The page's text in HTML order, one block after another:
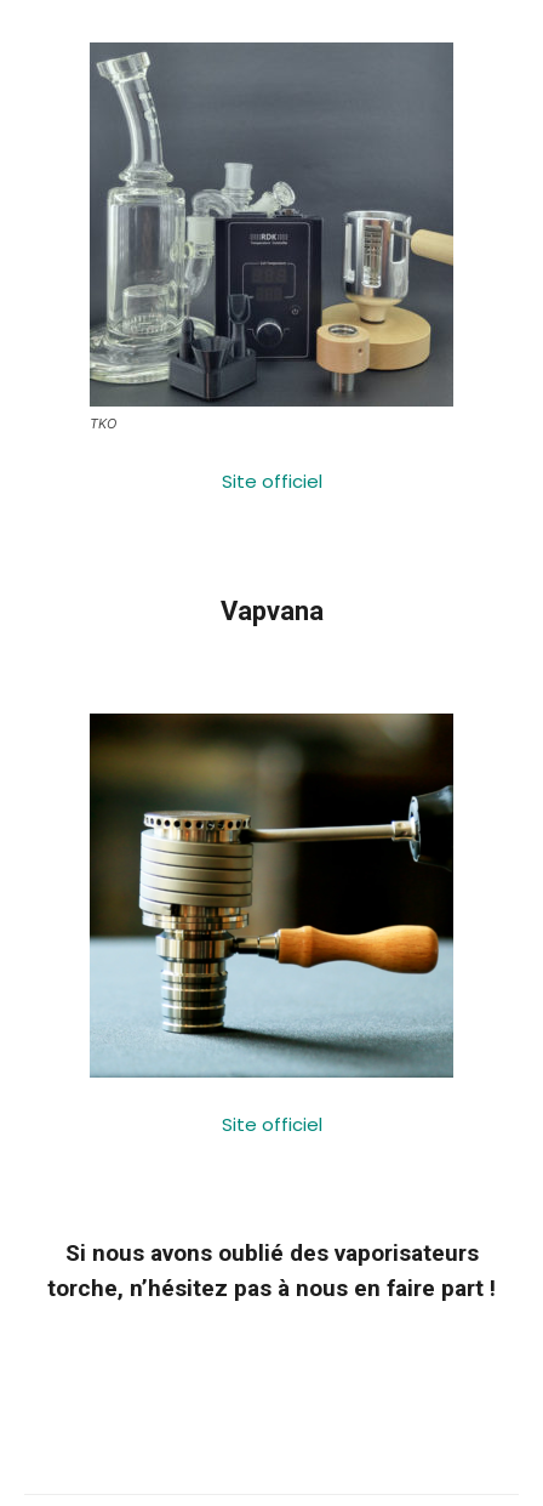
TKO
Site officiel
Vapvana
Site officiel
Si nous avons oublié des vaporisateurs
torche, n’hésitez pas à nous en faire part !